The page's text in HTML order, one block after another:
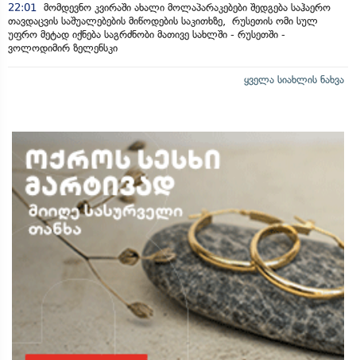
22:01
მომდევნო კვირაში ახალი მოლაპარაკებები შედგება საჰაერო
თავდაცვის საშუალებების მიწოდების საკითხზე, რუსეთის ომი სულ
უფრო მეტად იქნება საგრძნობი მათივე სახლში - რუსეთში -
ვოლოდიმირ ზელენსკი
ყველა სიახლის ნახვა